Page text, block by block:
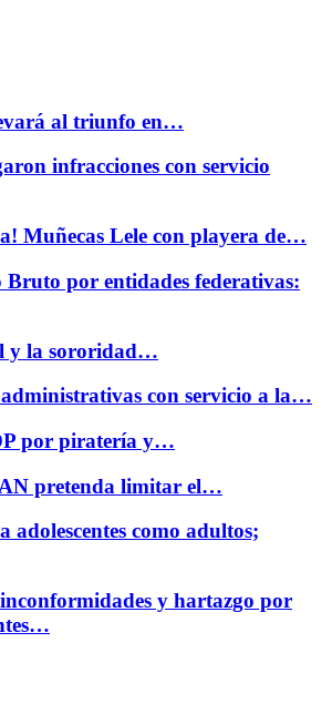
al triunfo en…
infracciones con servicio
Muñecas Lele con playera de…
por entidades federativas:
y la sororidad…
con servicio a la…
por piratería y…
pretenda limitar el…
adolescentes como adultos;
y hartazgo por